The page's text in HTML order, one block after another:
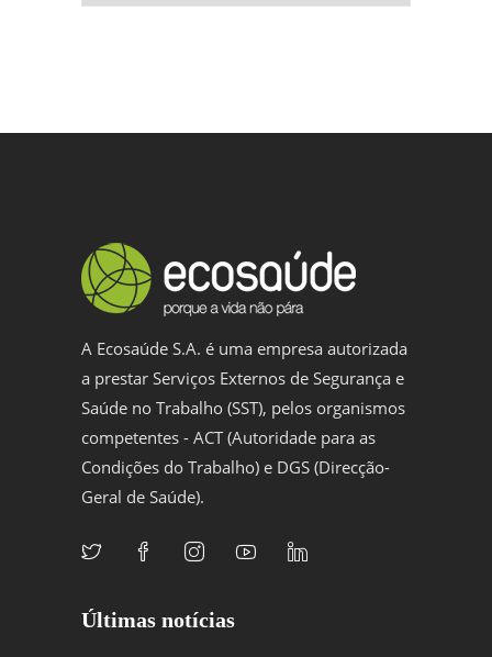
A Ecosaúde S.A. é uma empresa autorizada
a prestar Serviços Externos de Segurança e
Saúde no Trabalho (SST), pelos organismos
competentes - ACT (Autoridade para as
Condições do Trabalho) e DGS (Direcção-
Geral de Saúde).
Últimas notícias